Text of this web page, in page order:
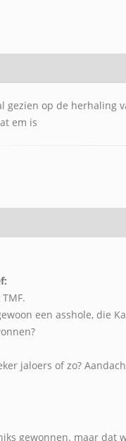
gezien op de herhaling
em is
een asshole, die
jaloers of zo?
gewonnen. maar dat